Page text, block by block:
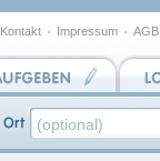
Kontakt Impressum AGB